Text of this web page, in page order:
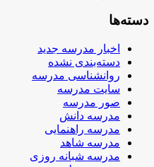
دسته‌ها
اخبار مدرسه جدید
دسته‌بندی نشده
روانشناسی مدرسه
سایت مدرسه
صور مدرسه
مدرسه دانش
مدرسه راهنمایی
مدرسه شاهد
مدرسه شبانه روزی